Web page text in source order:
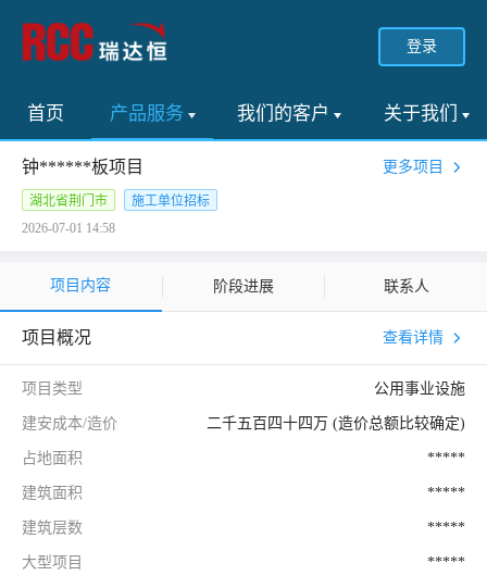
登录
首页 产品服务 我们的客户 关于我们
钟******板项目 更多项目
湖北省荆门市
施工单位招标
2026-07-01 14:58
项目内容 阶段进展 联系人
项目概况 查看详情
项目类型 公用事业设施
建安成本/造价 二千五百四十四万 (造价总额比较确定)
占地面积 *****
建筑面积 *****
建筑层数 *****
大型项目 *****